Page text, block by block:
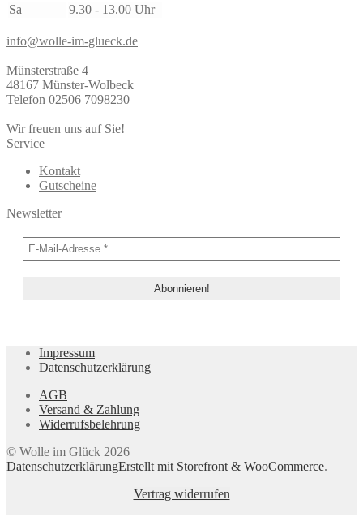
Sa
9.30 - 13.00 Uhr
info@wolle-im-glueck.de
Münsterstraße 4
48167 Münster-Wolbeck
Telefon 02506 7098230
Wir freuen uns auf Sie!
Service
Kontakt
Gutscheine
Newsletter
Impressum
Datenschutzerklärung
AGB
Versand & Zahlung
Widerrufsbelehrung
© Wolle im Glück 2026
DatenschutzerklärungErstellt mit Storefront & WooCommerce.
Vertrag widerrufen